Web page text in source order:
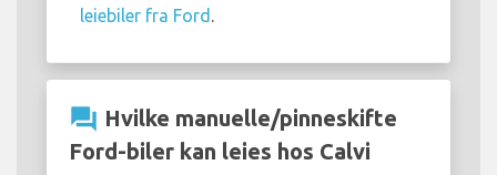
leiebiler fra Ford
question_answer Hvilke manuelle/pinneskifte
Ford-biler kan leies hos Calvi